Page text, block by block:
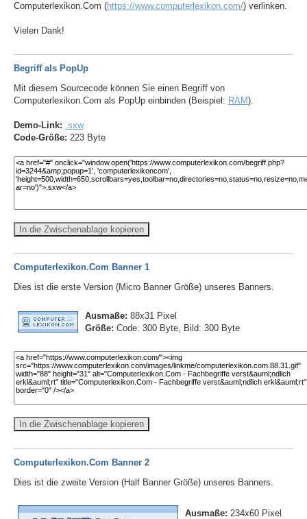
Computerlexikon.Com (https://www.computerlexikon.com/) verlinken.
Vielen Dank!
Begriff als PopUp
Mit diesem Sourcecode können Sie einen Begriff von
Computerlexikon.Com als PopUp einbinden (Beispiel: RAM).
Demo-Link: .sxw
Code-Größe: 223 Byte
In die Zwischenablage kopieren
Computerlexikon.Com Banner 1
Dies ist die erste Version (Micro Banner Größe) unseres Banners.
Ausmaße: 88x31 Pixel
Größe: Code: 300 Byte, Bild: 300 Byte
In die Zwischenablage kopieren
Computerlexikon.Com Banner 2
Dies ist die zweite Version (Half Banner Größe) unseres Banners.
Ausmaße: 234x60 Pixel